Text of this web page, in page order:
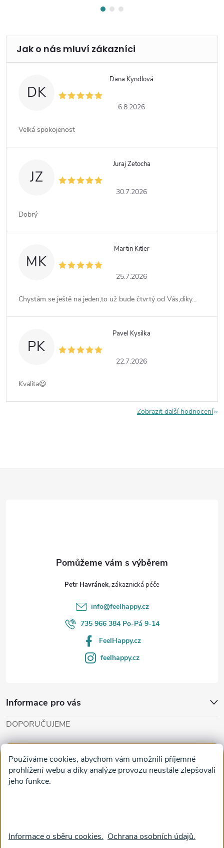
Používáme cookies, abychom vám umožnili příjemné
prohlížení webu a díky analýze provozu neustále zlepšovali
jeho funkce.
Informace o sběru cookies. Ochrana osobních údajů.
DK
Dana Kyndlová
6.8.2026
Velká spokojenost
JZ
Juraj Zetocha
30.7.2026
Dobrý
MK
Martin Kitler
25.7.2026
Chystám se ještě na jeden,to už bude čtvrtý od Vás,diky...
PK
Pavel Kysilka
22.7.2026
Kvalita😃
Zobrazit další hodnocení
Petr Havránek
info@feelhappy.cz
735 966 384 Po-Pá 9-14
FeelHappy.cz
feelhappy.cz
Informace pro vás
DOPORUČUJEME
Obrazy na plátně na zeď a stěnu do obýváku
Facebook